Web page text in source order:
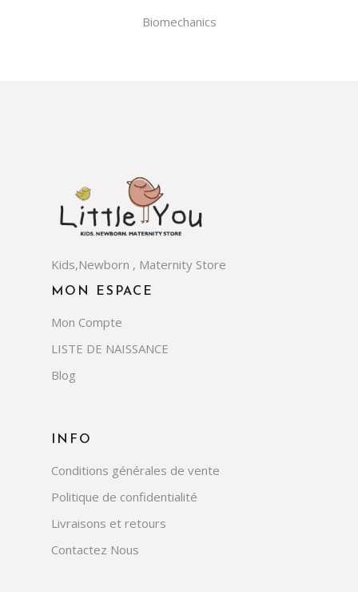
Biomechanics
INFO
Conditions générales de vente
Politique de confidentialité
Livraisons et retours
Contactez Nous
MON ESPACE
Mon Compte
LISTE DE NAISSANCE
Blog
Kids,Newborn , Maternity Store